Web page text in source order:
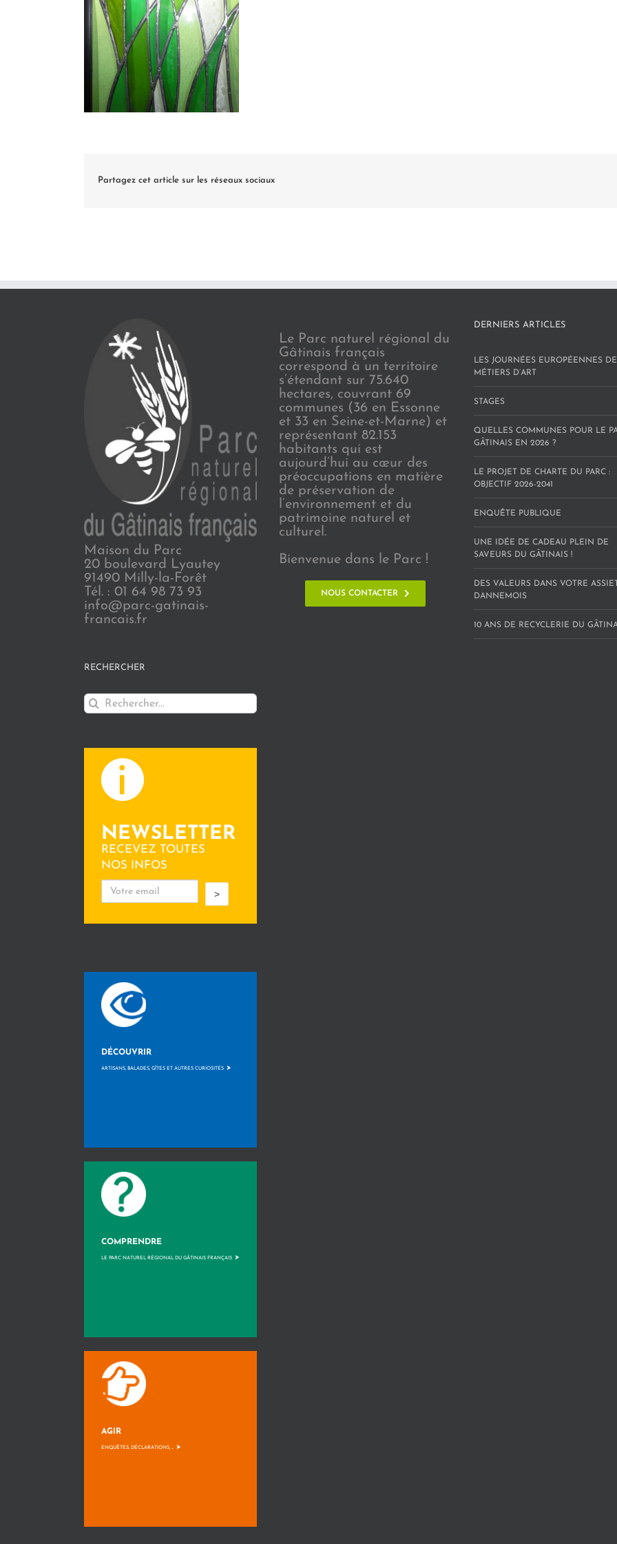
Partagez cet article sur les réseaux sociaux
Maison du Parc
20 boulevard Lyautey
91490 Milly-la-Forêt
Tél. : 01 64 98 73 93
info@parc-gatinais-
francais.fr
RECHERCHER
Rechercher:
NEWSLETTER
RECEVEZ TOUTES
NOS INFOS
>
DÉCOUVRIR
ARTISANS, BALADES, GÎTES ET AUTRES CURIOSITÉS >
COMPRENDRE
LE PARC NATUREL RÉGIONAL DU GÂTINAIS FRANÇAIS >
AGIR
ENQUÊTES, DÉCLARATIONS, ... >
Le Parc naturel régional du
Gâtinais français
correspond à un territoire
s’étendant sur 75.640
hectares, couvrant 69
communes (36 en Essonne
et 33 en Seine-et-Marne) et
représentant 82.153
habitants qui est
aujourd’hui au cœur des
préoccupations en matière
de préservation de
l’environnement et du
patrimoine naturel et
culturel.
Bienvenue dans le Parc !
NOUS CONTACTER
DERNIERS ARTICLES
LES JOURNÉES EUROPÉENNES
MÉTIERS D’ART
STAGES
QUELLES COMMUNES POUR LE
GÂTINAIS EN 2026 ?
LE PROJET DE CHARTE DU PARC :
OBJECTIF 2026-2041
ENQUÊTE PUBLIQUE
UNE IDÉE DE CADEAU PLEIN DE
SAVEURS DU GÂTINAIS !
DES VALEURS DANS VOTRE
DANNEMOIS
10 ANS DE RECYCLERIE DU